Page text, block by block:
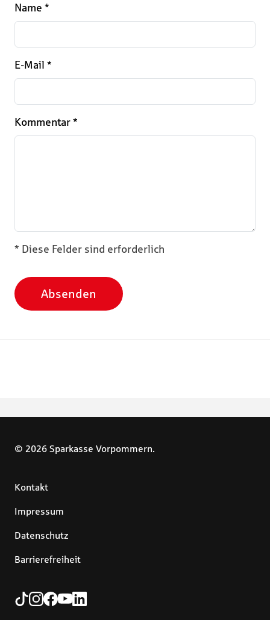
Name *
E-Mail *
Kommentar *
* Diese Felder sind erforderlich
Absenden
© 2026 Sparkasse Vorpommern.
Kontakt
Impressum
Datenschutz
Barrierefreiheit